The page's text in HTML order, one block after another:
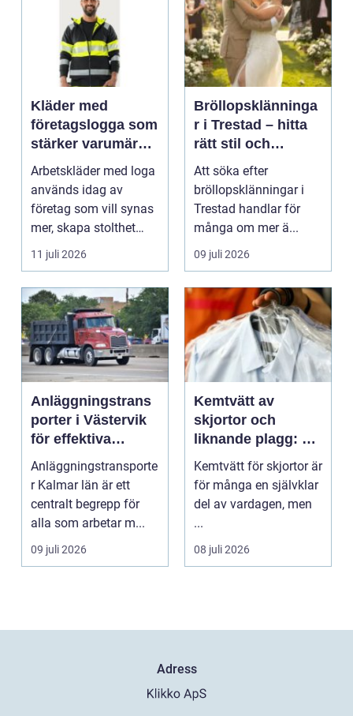
Kläder med
företagslogga som
stärker varumärket
varje dag
Arbetskläder med loga
används idag av
företag som vill synas
mer, skapa stolthet
inte...
11 juli 2026
Bröllopsklänninga
r i Trestad – hitta
rätt stil och
passform inför den
stora dagen
Att söka efter
bröllopsklänningar i
Trestad handlar för
många om mer ä...
09 juli 2026
Anläggningstrans
porter i Västervik
för effektiva
byggprojekt
Anläggningstransporte
r Kalmar län är ett
centralt begrepp för
alla som arbetar m...
09 juli 2026
Kemtvätt av
skjortor och
liknande plagg: Så
fungerar
professionell
klädvård i
Kemtvätt för skjortor är
för många en självklar
del av vardagen, men
...
08 juli 2026
Adress